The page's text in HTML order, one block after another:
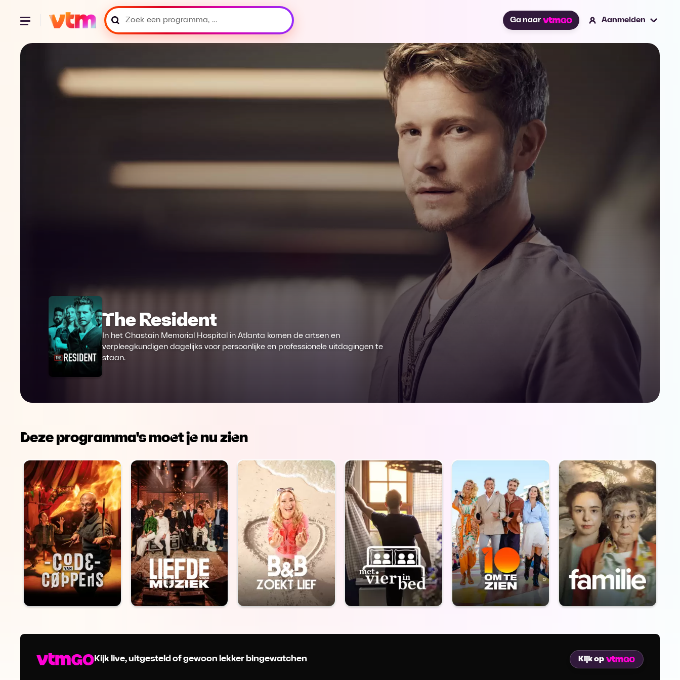
Oeps, browser niet ondersteund
Voor je onze programma's gaat ontdekken,
best je browser updaten of hieronder één
van de ondersteunde browsers
Download
Download
Safari Download
Download
Download
Ga naar Aanmelden
The Resident
In het Chastain Memorial Hospital in Atlanta komen de artsen en
verpleegkundigen dagelijks voor persoonlijke en professionele uitdagingen te
staan.
Deze programma's moet je nu zien
Kijk live, uitgesteld of gewoon lekker bingewatchen Kijk op